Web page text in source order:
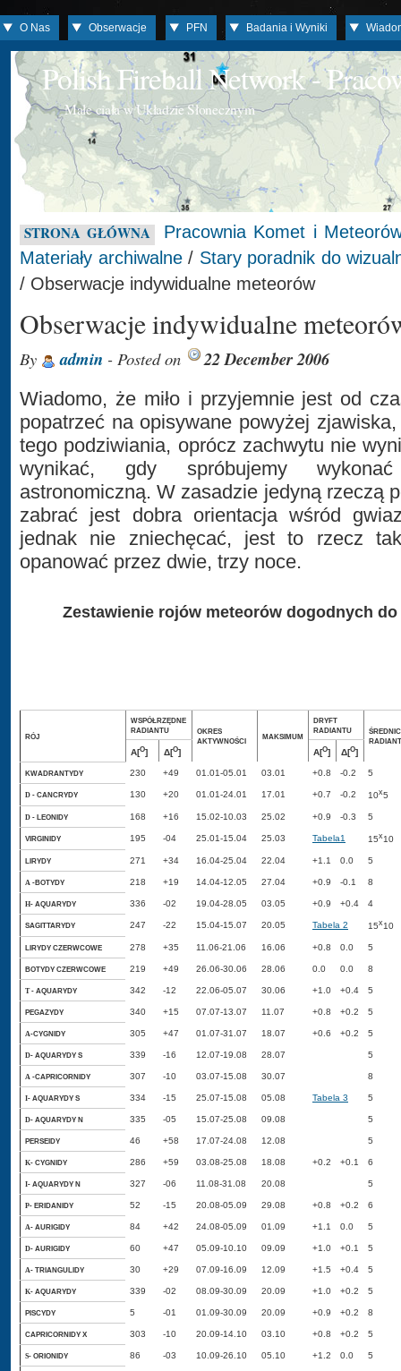
O Nas Obserwacje PFN Badania i Wyniki
Polish Fireball Network -
Małe ciała w Układzie Słonecznym
STRONA GŁÓWNA
Pracownia Komet i
Materiały archiwalne/ Stary poradnik do
/ Obserwacje indywidualne meteorów
Obserwacje indywidualne
By admin - Posted on 22 December 2006
Wiadomo, że miło i przyjemnie jest od
popatrzeć na opisywane powyżej
tego podziwiania, oprócz zachwytu nie
wynikać, gdy spróbujemy
astronomiczną. W zasadzie jedyną rzeczą
zabrać jest dobra orientacja wśród
jednak nie zniechęcać, jest to rzecz
opanować przez dwie, trzy noce.
Zestawienie rojów meteorów dogodnych
RÓJ
WSPÓŁRZĘDNE
RADIANTU
OKRES
AKTYWNOŚCI
MAKSIMUM
DRYFT
RADIANTU
Α[O] Δ[O] Α[O] Δ[O]
KWADRANTYDY 230 +49 01.01-05.01 03.01 +0.8 -0.2 5
D - CANCRYDY 130 +20 01.01-24.01 17.01 +0.7 -0.2 10x5
D - LEONIDY 168 +16 15.02-10.03 25.02 +0.9 -0.3 5
VIRGINIDY 195 -04 25.01-15.04 25.03 Tabela1 15x10
LIRYDY 271 +34 16.04-25.04 22.04 +1.1 0.0 5
A -BOTYDY 218 +19 14.04-12.05 27.04 +0.9 -0.1 8
H- AQUARYDY 336 -02 19.04-28.05 03.05 +0.9 +0.4 4
SAGITTARYDY 247 -22 15.04-15.07 20.05 Tabela 2 15x10
LIRYDY CZERWCOWE 278 +35 11.06-21.06 16.06 +0.8 0.0 5
BOTYDY CZERWCOWE 219 +49 26.06-30.06 28.06 0.0 0.0 8
T- AQUARYDY 342 -12 22.06-05.07 30.06 +1.0 +0.4 5
PEGAZYDY 340 +15 07.07-13.07 11.07 +0.8 +0.2 5
A-CYGNIDY 305 +47 01.07-31.07 18.07 +0.6 +0.2 5
D- AQUARYDY S 339 -16 12.07-19.08 28.07
Tabela 3
5
A -CAPRICORNIDY 307 -10 03.07-15.08 30.07 8
I- AQUARYDY S 334 -15 25.07-15.08 05.08 5
D- AQUARYDY N 335 -05 15.07-25.08 09.08 5
PERSEIDY 46 +58 17.07-24.08 12.08 5
K- CYGNIDY 286 +59 03.08-25.08 18.08 +0.2 +0.1 6
I- AQUARYDY N 327 -06 11.08-31.08 20.08 5
P- ERIDANIDY 52 -15 20.08-05.09 29.08 +0.8 +0.2 6
A- AURIGIDY 84 +42 24.08-05.09 01.09 +1.1 0.0 5
D- AURIGIDY 60 +47 05.09-10.10 09.09 +1.0 +0.1 5
A- TRIANGULIDY 30 +29 07.09-16.09 12.09 +1.5 +0.4 5
K- AQUARYDY 339 -02 08.09-30.09 20.09 +1.0 +0.2 5
PISCYDY 5 -01 01.09-30.09 20.09 +0.9 +0.2 8
CAPRICORNIDY X 303 -10 20.09-14.10 03.10 +0.8 +0.2 5
S- ORIONIDY 86 -03 10.09-26.10 05.10 +1.2 0.0 5